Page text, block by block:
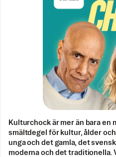
Kulturchock är mer än bara en
smältdegel för kultur, ålder
unga och det gamla, det
moderna och det traditionella.